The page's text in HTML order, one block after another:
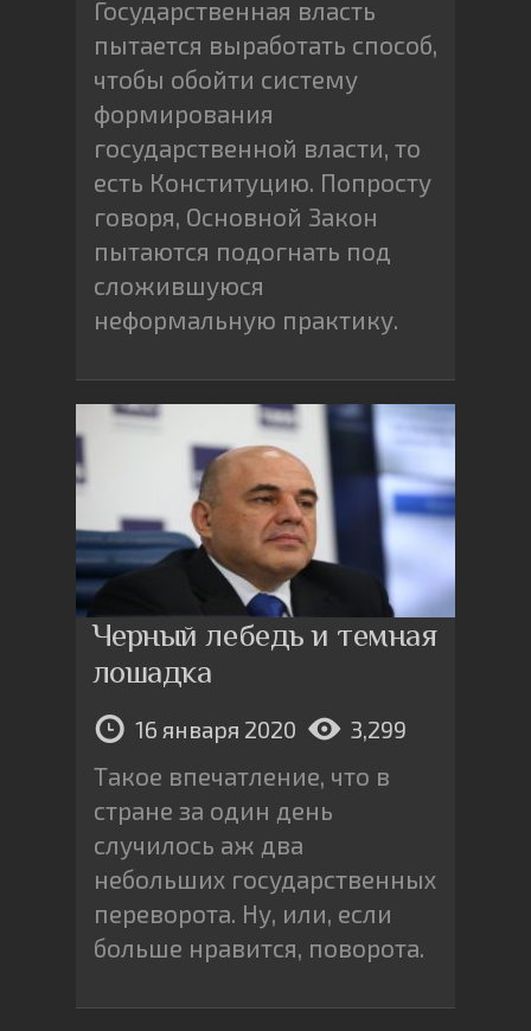
Государственная власть
пытается выработать способ,
чтобы обойти систему
формирования
государственной власти, то
есть Конституцию. Попросту
говоря, Основной Закон
пытаются подогнать под
сложившуюся
неформальную практику.
Черный лебедь и темная
лошадка
16 января 2020 3,299
Такое впечатление, что в
стране за один день
случилось аж два
небольших государственных
переворота. Ну, или, если
больше нравится, поворота.